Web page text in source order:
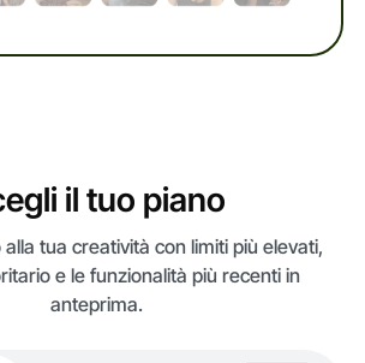
il tuo piano
tua creatività con limiti più elevati,
e le funzionalità più recenti in
anteprima.